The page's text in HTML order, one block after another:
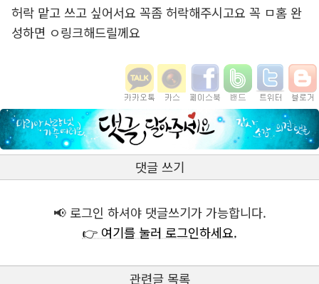
허락 맡고 쓰고 싶어서요 꼭좀 허락해주시고요 꼭 ㅁ홈 완
성하면 ㅇ링크해드릴께요
댓글 쓰기
📢 로그인 하셔야 댓글쓰기가 가능합니다.
👉 여기를 눌러 로그인하세요.
관련글 목록